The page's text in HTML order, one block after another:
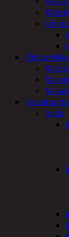
Koirat
Linnut
Joulu